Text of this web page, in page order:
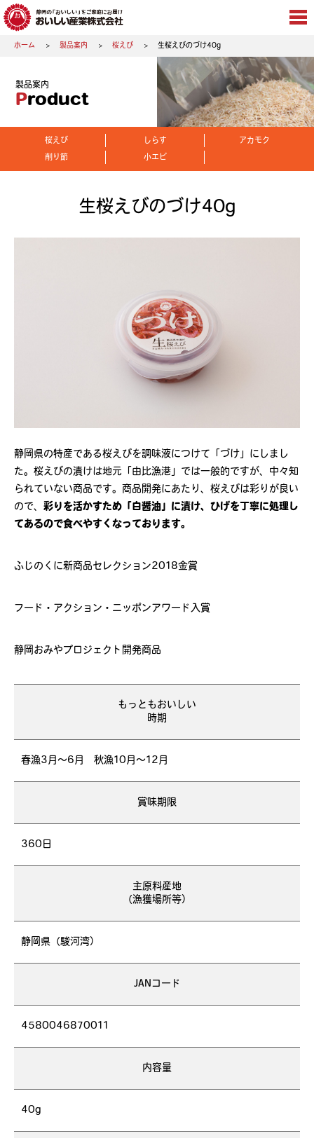
ホーム 製品案内 桜えび 生桜えびのづけ40g
製品案内
Product
桜えび しらす アカモク
削り節 小エビ
生桜えびのづけ40g
静岡県の特産である桜えびを調味液につけて「づけ」にしまし
た。桜えびの漬けは地元「由比漁港」では一般的ですが、中々知
られていない商品です。商品開発にあたり、桜えびは彩りが良い
ので、 彩りを活かすため「白醤油」に漬け、ひげを丁寧に処理し
てあるので食べやすくなっております。
ふじのくに新商品セレクション2018金賞
フード・アクション・ニッポンアワード入賞
静岡おみやプロジェクト開発商品
もっともおいしい
時期
春漁3月～6月 秋漁10月～12月
賞味期限
360日
主原料産地
（漁獲場所等）
静岡県（駿河湾）
JANコード
4580046870011
内容量
40g